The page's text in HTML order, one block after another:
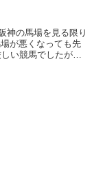
神の馬場を見る限り
が悪くなっても先